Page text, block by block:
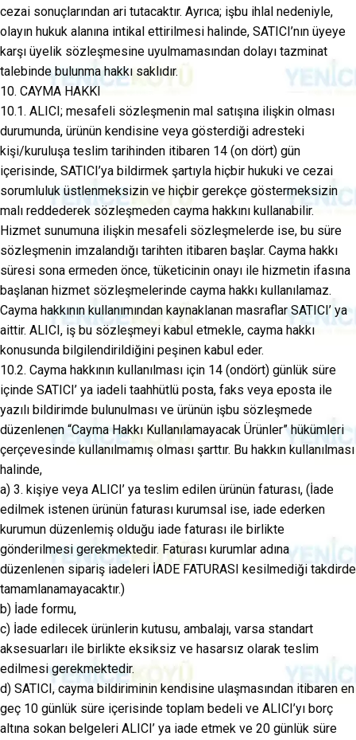
cezai sonuçlarından ari tutacaktır. Ayrıca; işbu ihlal nedeniyle,
olayın hukuk alanına intikal ettirilmesi halinde, SATICI’nın üyeye
karşı üyelik sözleşmesine uyulmamasından dolayı tazminat
talebinde bulunma hakkı saklıdır.
10. CAYMA HAKKI
10.1. ALICI; mesafeli sözleşmenin mal satışına ilişkin olması
durumunda, ürünün kendisine veya gösterdiği adresteki
kişi/kuruluşa teslim tarihinden itibaren 14 (on dört) gün
içerisinde, SATICI’ya bildirmek şartıyla hiçbir hukuki ve cezai
sorumluluk üstlenmeksizin ve hiçbir gerekçe göstermeksizin
malı reddederek sözleşmeden cayma hakkını kullanabilir.
Hizmet sunumuna ilişkin mesafeli sözleşmelerde ise, bu süre
sözleşmenin imzalandığı tarihten itibaren başlar. Cayma hakkı
süresi sona ermeden önce, tüketicinin onayı ile hizmetin ifasına
başlanan hizmet sözleşmelerinde cayma hakkı kullanılamaz.
Cayma hakkının kullanımından kaynaklanan masraflar SATICI’ ya
aittir. ALICI, iş bu sözleşmeyi kabul etmekle, cayma hakkı
konusunda bilgilendirildiğini peşinen kabul eder.
10.2. Cayma hakkının kullanılması için 14 (ondört) günlük süre
içinde SATICI’ ya iadeli taahhütlü posta, faks veya eposta ile
yazılı bildirimde bulunulması ve ürünün işbu sözleşmede
düzenlenen “Cayma Hakkı Kullanılamayacak Ürünler” hükümleri
çerçevesinde kullanılmamış olması şarttır. Bu hakkın kullanılması
halinde,
a) 3. kişiye veya ALICI’ ya teslim edilen ürünün faturası, (İade
edilmek istenen ürünün faturası kurumsal ise, iade ederken
kurumun düzenlemiş olduğu iade faturası ile birlikte
gönderilmesi gerekmektedir. Faturası kurumlar adına
düzenlenen sipariş iadeleri İADE FATURASI kesilmediği takdirde
tamamlanamayacaktır.)
b) İade formu,
c) İade edilecek ürünlerin kutusu, ambalajı, varsa standart
aksesuarları ile birlikte eksiksiz ve hasarsız olarak teslim
edilmesi gerekmektedir.
d) SATICI, cayma bildiriminin kendisine ulaşmasından itibaren en
geç 10 günlük süre içerisinde toplam bedeli ve ALICI’yı borç
altına sokan belgeleri ALICI’ ya iade etmek ve 20 günlük süre